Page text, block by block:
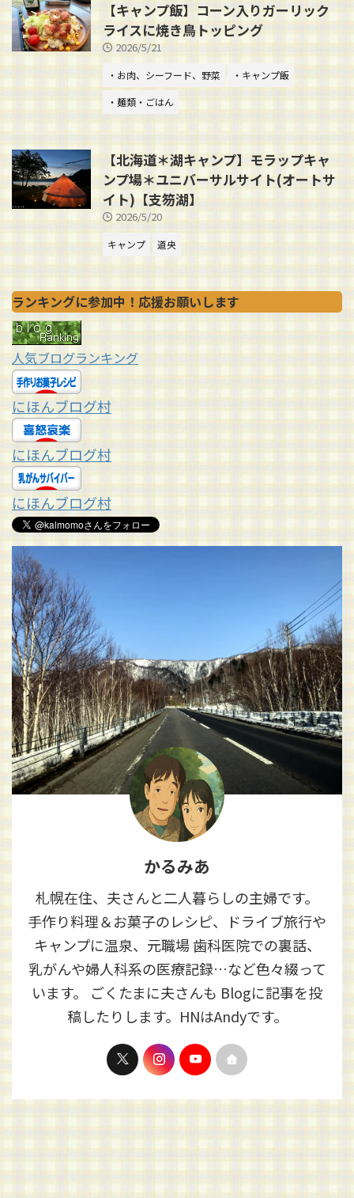
【キャンプ飯】コーン入りガーリック
ライスに焼き鳥トッピング
2026/5/21
・お肉、シーフード、野菜
・キャンプ飯
・麺類・ごはん
【北海道＊湖キャンプ】モラップキャ
ンプ場＊ユニバーサルサイト(オートサ
イト)【支笏湖】
2026/5/20
キャンプ 道央
ランキングに参加中！応援お願いします
人気ブログランキング
にほんブログ村
にほんブログ村
にほんブログ村
かるみあ
札幌在住、夫さんと二人暮らしの主婦です。
手作り料理＆お菓子のレシピ、ドライブ旅行や
キャンプに温泉、元職場 歯科医院での裏話、
乳がんや婦人科系の医療記録…など色々綴って
います。 ごくたまに夫さんも Blogに記事を投
稿したりします。HNはAndyです。